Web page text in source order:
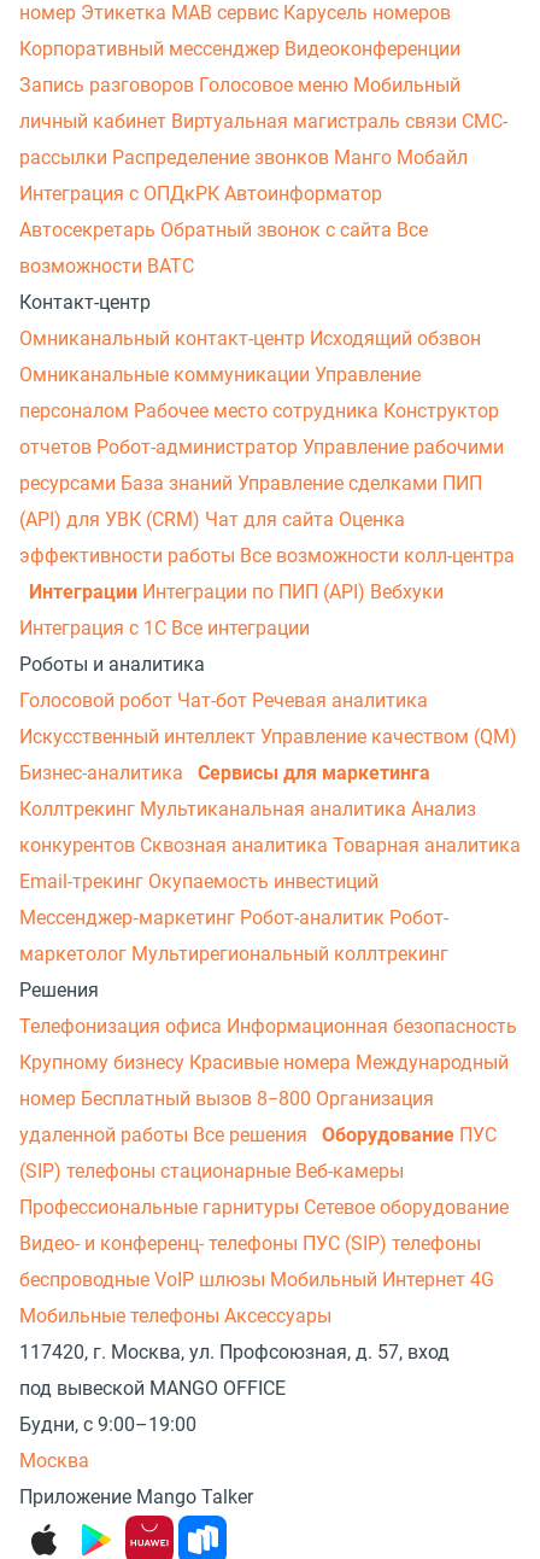
номер Этикетка МАВ сервис Карусель номеров
Корпоративный мессенджер Видеоконференции
Запись разговоров Голосовое меню Мобильный
личный кабинет Виртуальная магистраль связи СМС-
рассылки Распределение звонков Манго Мобайл
Интеграция с ОПДкРК Автоинформатор
Автосекретарь Обратный звонок с сайта Все
возможности ВАТС
Контакт-центр
Омниканальный контакт-центр Исходящий обзвон
Омниканальные коммуникации Управление
персоналом Рабочее место сотрудника Конструктор
отчетов Робот-администратор Управление рабочими
ресурсами База знаний Управление сделками ПИП
(API) для УВК (CRM) Чат для сайта Оценка
эффективности работы Все возможности колл-центра
Интеграции Интеграции по ПИП (API) Вебхуки
Интеграция с 1С Все интеграции
Роботы и аналитика
Голосовой робот Чат-бот Речевая аналитика
Искусственный интеллект Управление качеством (QM)
Бизнес-аналитика
Сервисы для маркетинга
Коллтрекинг Мультиканальная аналитика Анализ
конкурентов Сквозная аналитика Товарная аналитика
Email-трекинг Окупаемость инвестиций
Мессенджер‑маркетинг Робот-аналитик Робот-
маркетолог Мультирегиональный коллтрекинг
Решения
Телефонизация офиса Информационная безопасность
Крупному бизнесу Красивые номера Международный
номер Бесплатный вызов 8−800 Организация
удаленной работы Все решения Оборудование ПУС
(SIP) телефоны стационарные Веб-камеры
Профессиональные гарнитуры Сетевое оборудование
Видео- и конференц- телефоны ПУС (SIP) телефоны
беспроводные VoIP шлюзы Мобильный Интернет 4G
Мобильные телефоны Аксессуары
117420, г. Москва, ул. Профсоюзная, д. 57, вход
под вывеской MANGO OFFICE
Будни, с 9:00–19:00
Москва
Приложение Mango Talker